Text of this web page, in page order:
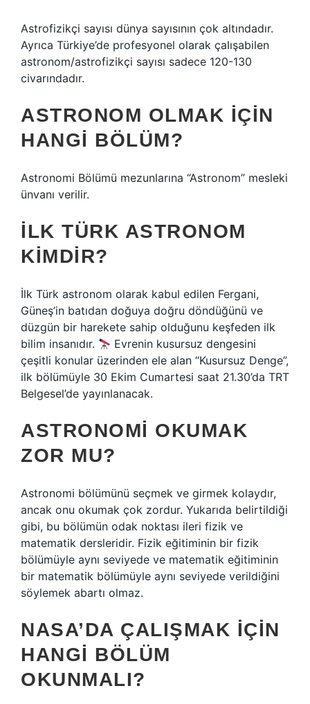
Astrofizikçi sayısı dünya sayısının çok altındadır.
Ayrıca Türkiye’de profesyonel olarak çalışabilen
astronom/astrofizikçi sayısı sadece 120-130
civarındadır.
ASTRONOM OLMAK IÇIN
HANGI BÖLÜM?
Astronomi Bölümü mezunlarına “Astronom” mesleki
ünvanı verilir.
İLK TÜRK ASTRONOM
KIMDIR?
İlk Türk astronom olarak kabul edilen Fergani,
Güneş’in batıdan doğuya doğru döndüğünü ve
düzgün bir harekete sahip olduğunu keşfeden ilk
bilim insanıdır.
Evrenin kusursuz dengesini
çeşitli konular üzerinden ele alan “Kusursuz Denge”,
ilk bölümüyle 30 Ekim Cumartesi saat 21.30’da TRT
Belgesel’de yayınlanacak.
ASTRONOMI OKUMAK
ZOR MU?
Astronomi bölümünü seçmek ve girmek kolaydır,
ancak onu okumak çok zordur. Yukarıda belirtildiği
gibi, bu bölümün odak noktası ileri fizik ve
matematik dersleridir. Fizik eğitiminin bir fizik
bölümüyle aynı seviyede ve matematik eğitiminin
bir matematik bölümüyle aynı seviyede verildiğini
söylemek abartı olmaz.
NASA’DA ÇALIŞMAK IÇIN
HANGI BÖLÜM
OKUNMALI?